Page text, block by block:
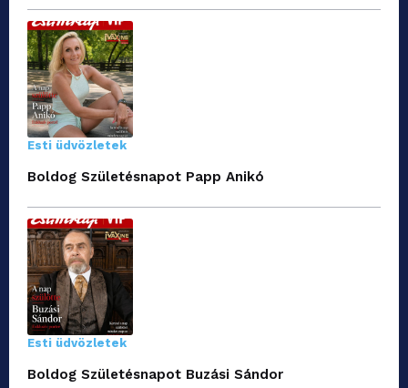
Esti üdvözletek
Boldog Születésnapot Papp Anikó
Esti üdvözletek
Boldog Születésnapot Buzási Sándor